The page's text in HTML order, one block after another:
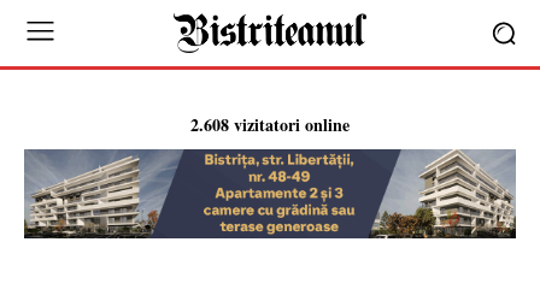
2.608 vizitatori online